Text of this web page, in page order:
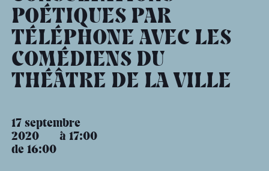
POÉTIQUES PAR
TÉLÉPHONE AVEC LES
COMÉDIENS DU
THÉÂTRE DE LA VILLE
17 septembre
2020
de 16:00
17:00
âge, à la Maison nationale
des artistes (EHPAD)
Rotonde Balzac de l’Hôtel
Salomon de Rothschild
Jardin public de l’Hôtel
Salomon de Rothschild